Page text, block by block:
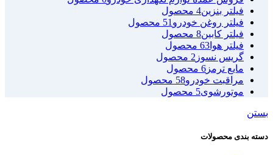
فیلتر بنزین4 محصول
فیلتر روغن خودرو 51 محصول
فیلتر کابین8 محصول
فیلتر هوا 63 محصول
گریس نسوز 2 محصول
مایع ترمز 6 محصول
مراقبت خودرو58 محصول
موتورشوی5 محصول
بستن
دسته بندی محصولات